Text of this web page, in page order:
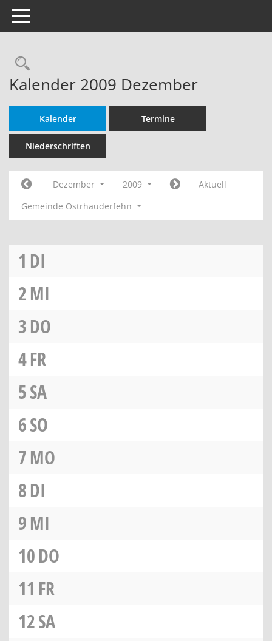
Toggle navigation
Rechercheauswahl
Kalender 2009 Dezember
Kalender Termine
Niederschriften
Dezember 2009
Aktuell
Gemeinde Ostrhauderfehn
1 DI
2MI
3DO
4FR
5SA
6SO
7MO
8DI
9MI
10DO
11 FR
12SA